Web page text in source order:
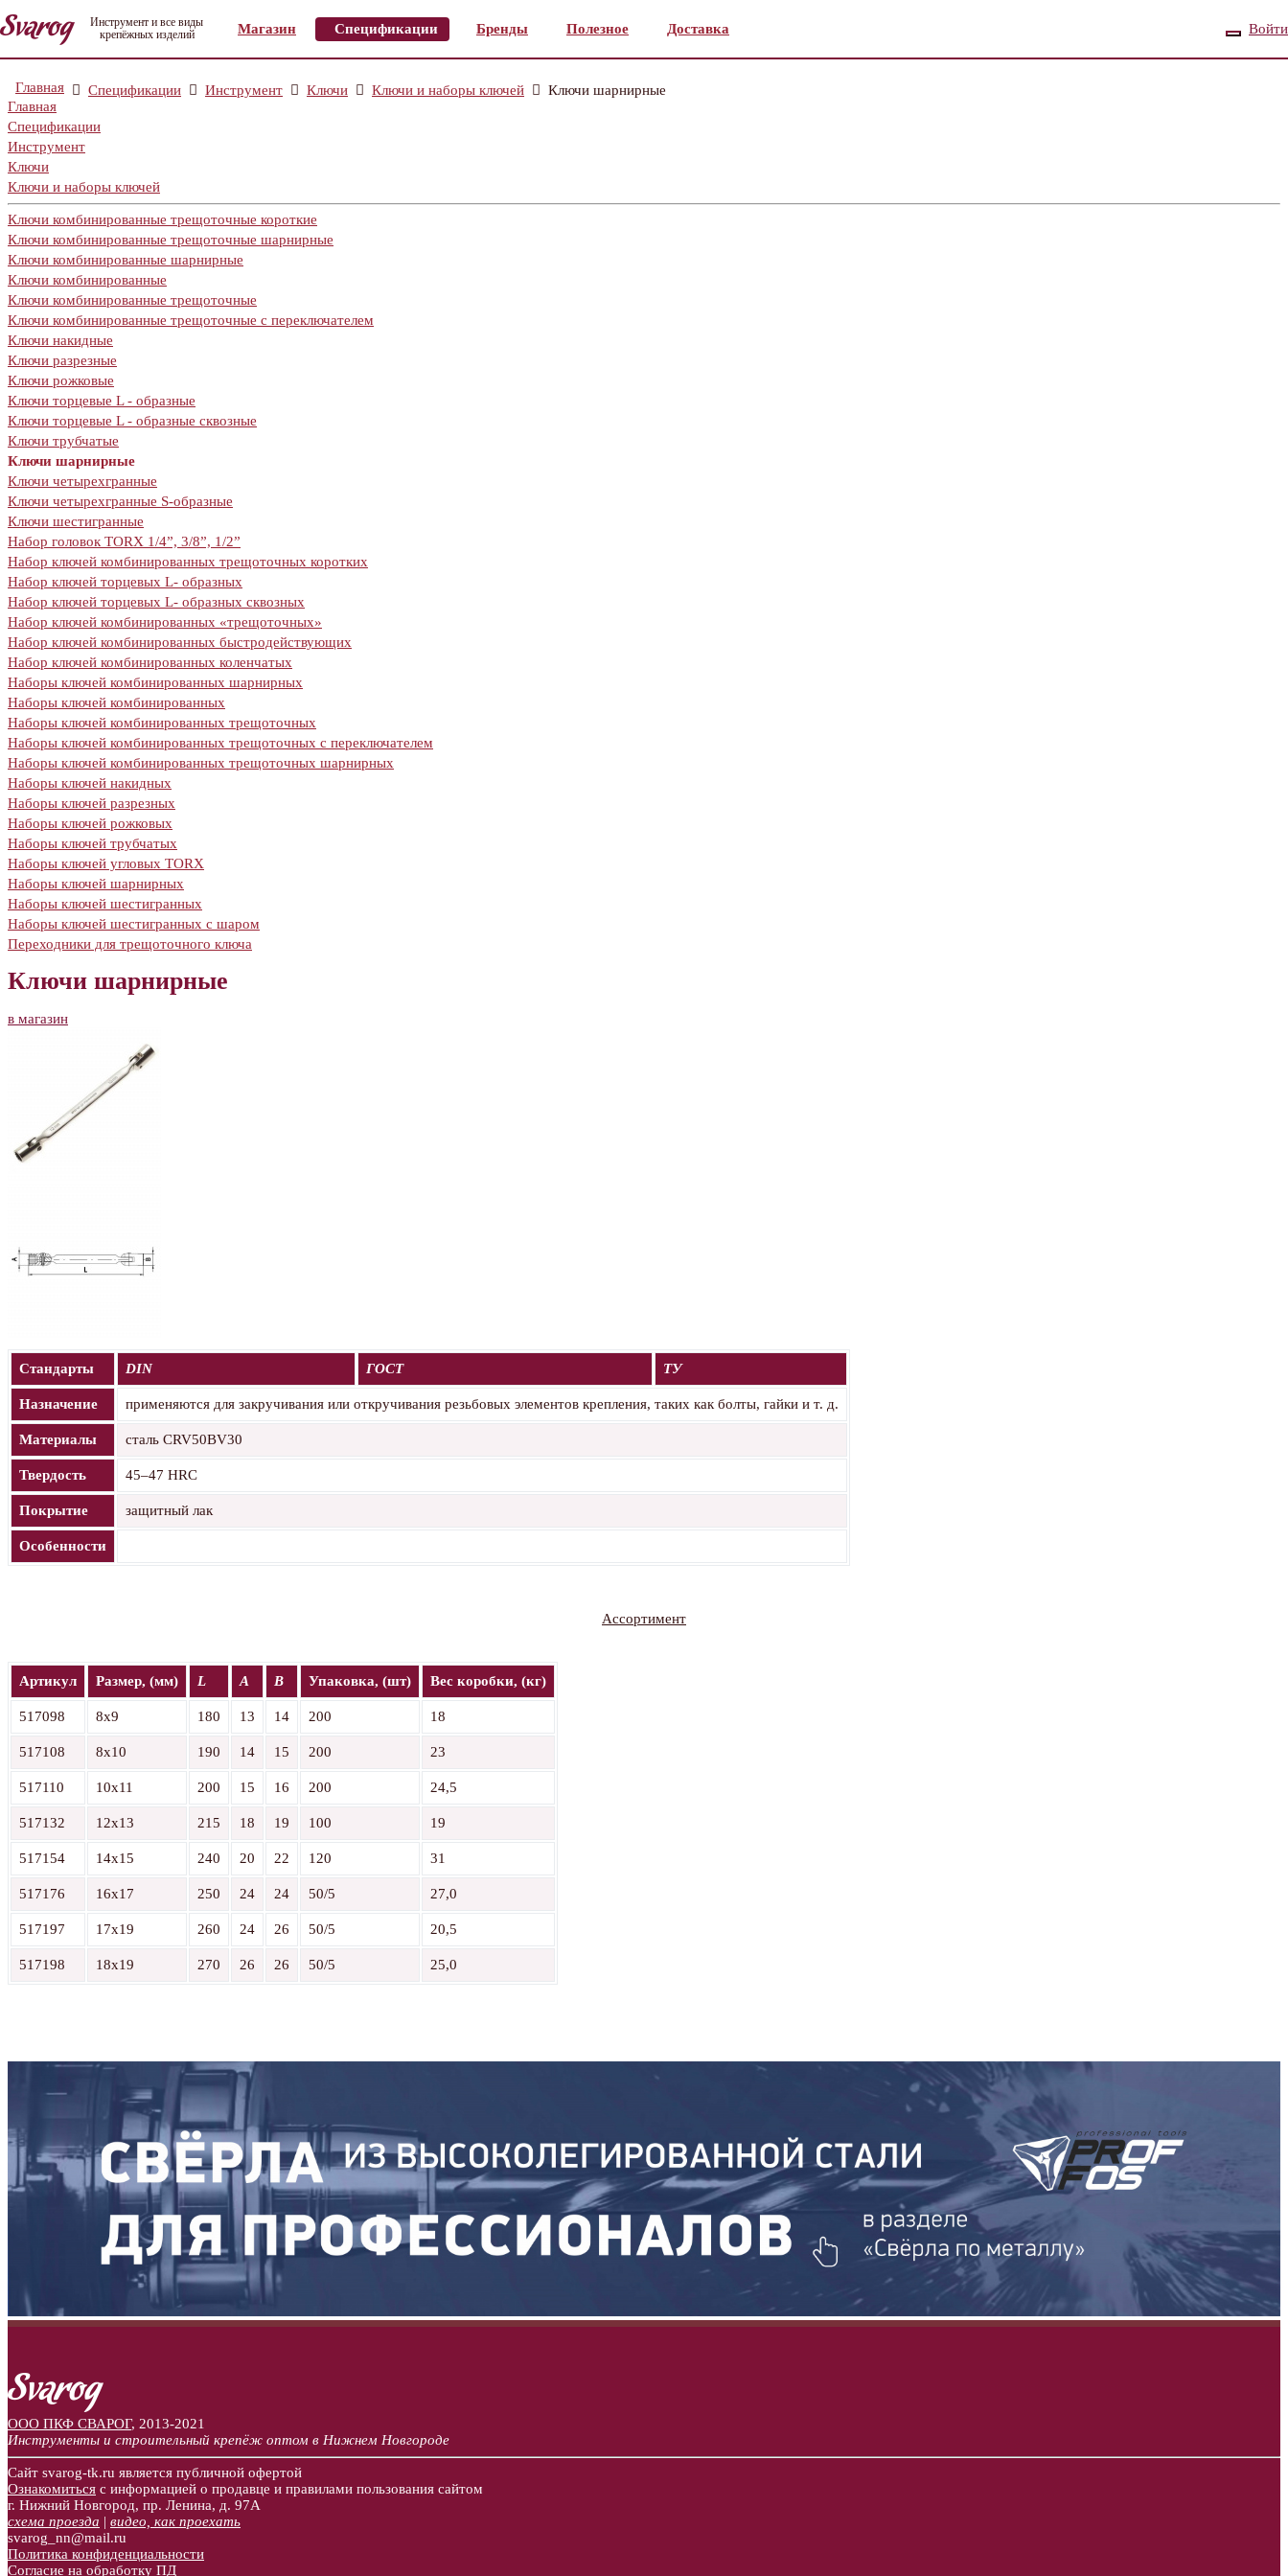
Инструмент и все виды
крепёжных изделий
Магазин Спецификации Бренды Полезное Доставка Войти
Главная Спецификации Инструмент Ключи Ключи и наборы ключей
Ключи шарнирные
Главная
Спецификации
Инструмент
Ключи
Ключи и наборы ключей
Ключи комбинированные трещоточные короткие
Ключи комбинированные трещоточные шарнирные
Ключи комбинированные шарнирные
Ключи комбинированные
Ключи комбинированные трещоточные
Ключи комбинированные трещоточные с переключателем
Ключи накидные
Ключи разрезные
Ключи рожковые
Ключи торцевые L - образные
Ключи торцевые L - образные сквозные
Ключи трубчатые
Ключи шарнирные
Ключи четырехгранные
Ключи четырехгранные S-образные
Ключи шестигранные
Набор головок TORX 1/4”, 3/8”, 1/2”
Набор ключей комбинированных трещоточных коротких
Набор ключей торцевых L- образных
Набор ключей торцевых L- образных сквозных
Набор ключей комбинированных «трещоточных»
Набор ключей комбинированных быстродействующих
Набор ключей комбинированных коленчатых
Наборы ключей комбинированных шарнирных
Наборы ключей комбинированных
Наборы ключей комбинированных трещоточных
Наборы ключей комбинированных трещоточных с переключателем
Наборы ключей комбинированных трещоточных шарнирных
Наборы ключей накидных
Наборы ключей разрезных
Наборы ключей рожковых
Наборы ключей трубчатых
Наборы ключей угловых TORX
Наборы ключей шарнирных
Наборы ключей шестигранных
Наборы ключей шестигранных с шаром
Переходники для трещоточного ключа
Ключи шарнирные
в магазин
Стандарты DIN ГОСТ ТУ
Назначение применяются для закручивания или откручивания резьбовых элементов крепления, таких как болты, гайки и т. д.
Материалы сталь CRV50BV30
Твердость 45–47 HRC
Покрытие защитный лак
Особенности
Ассортимент
Артикул Размер, (мм) L A B Упаковка, (шт) Вес коробки, (кг)
517098 8x9 180 13 14 200 18
517108 8x10 190 14 15 200 23
517110 10x11 200 15 16 200 24,5
517132 12x13 215 18 19 100 19
517154 14x15 240 20 22 120 31
517176 16x17 250 24 24 50/5 27,0
517197 17x19 260 24 26 50/5 20,5
517198 18x19 270 26 26 50/5 25,0
ООО ПКФ СВАРОГ, 2013-2021
Инструменты и строительный крепёж оптом в Нижнем Новгороде
Сайт svarog-tk.ru является публичной офертой
Ознакомиться с информацией о продавце и правилами пользования сайтом
г. Нижний Новгород, пр. Ленина, д. 97А
схема проезда | видео, как проехать
svarog_nn@mail.ru
Политика конфиденциальности
Согласие на обработку ПД